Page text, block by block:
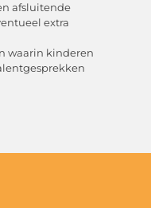
afsluitende
extra
waarin kinderen